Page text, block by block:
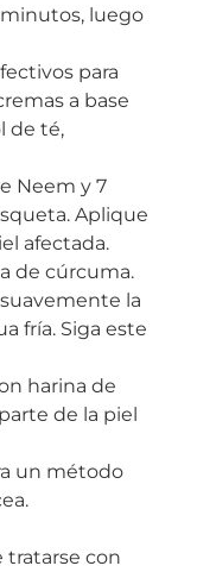
luego
para
a base
de té,
Neem y 7
Aplique
afectada.
de cúrcuma.
la
fría. Siga este
harina de
de la piel
un método
tratarse con